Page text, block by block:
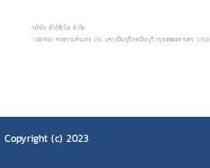
Copyright (c) 2023